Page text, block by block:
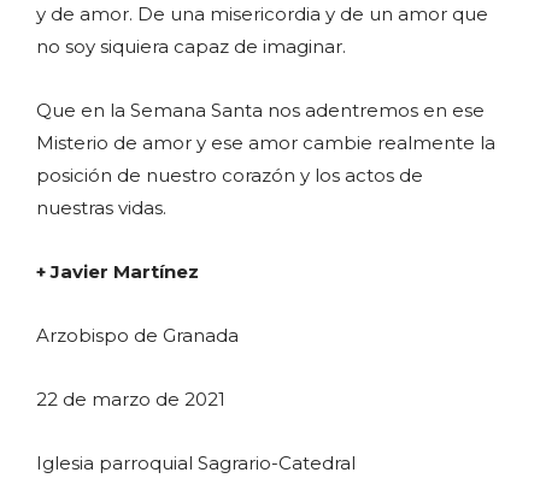
y de amor. De una misericordia y de un amor que
no soy siquiera capaz de imaginar.
Que en la Semana Santa nos adentremos en ese
Misterio de amor y ese amor cambie realmente la
posición de nuestro corazón y los actos de
nuestras vidas.
+ Javier Martínez
Arzobispo de Granada
22 de marzo de 2021
Iglesia parroquial Sagrario-Catedral